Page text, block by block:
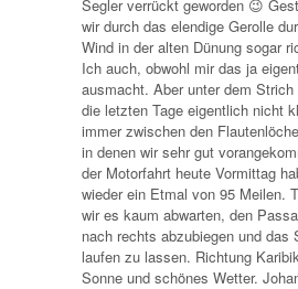
Segler verrückt geworden 😉
wir durch das elendige Gerolle
Wind in der alten Dünung sogar
Ich auch, obwohl mir das ja
ausmacht. Aber unter dem Strich
die letzten Tage eigentlich nicht
immer zwischen den
in denen wir sehr gut
der Motorfahrt heute Vormittag
wieder ein Etmal von 95 Meilen.
wir es kaum abwarten, den
nach rechts abzubiegen und das
laufen zu lassen. Richtung
Sonne und schönes Wetter.